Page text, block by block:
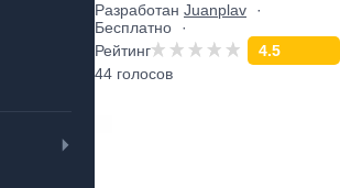
Разработан Juanplav
Бесплатно
Рейтинг
4.5
44 голосов